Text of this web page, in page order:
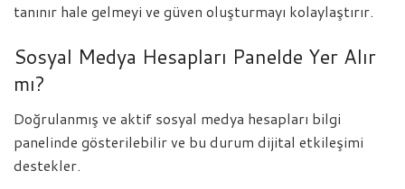
tanınır hale gelmeyi ve güven oluşturmayı kolaylaştırır.
Sosyal Medya Hesapları Panelde Yer Alır
mı?
Doğrulanmış ve aktif sosyal medya hesapları bilgi
panelinde gösterilebilir ve bu durum dijital etkileşimi
destekler.